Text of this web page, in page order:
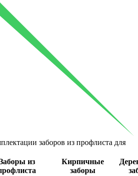
заборов из профлиста для
из
Кирпичные
заборы